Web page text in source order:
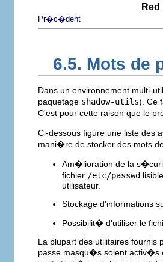
Pr�c�dent
6.5. Mots de
Dans un environnement multi-
paquetage shadow-utils). Ce
C'est pour cette raison que le
Ci-dessous figure une liste
mani�re de stocker des mots
Am�lioration de la
fichier /etc/passwd
utilisateur.
Stockage d'informations
Possibilit� d'utiliser le
La plupart des utilitaires fournis
passe masqu�s soient activ�s